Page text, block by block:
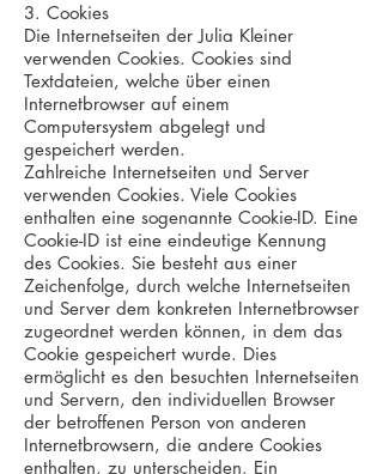
3. Cookies
Die Internetseiten der Julia Kleiner
verwenden Cookies. Cookies sind
Textdateien, welche über einen
Internetbrowser auf einem
Computersystem abgelegt und
gespeichert werden.
Zahlreiche Internetseiten und Server
verwenden Cookies. Viele Cookies
enthalten eine sogenannte Cookie-ID. Eine
Cookie-ID ist eine eindeutige Kennung
des Cookies. Sie besteht aus einer
Zeichenfolge, durch welche Internetseiten
und Server dem konkreten Internetbrowser
zugeordnet werden können, in dem das
Cookie gespeichert wurde. Dies
ermöglicht es den besuchten Internetseiten
und Servern, den individuellen Browser
der betroffenen Person von anderen
Internetbrowsern, die andere Cookies
enthalten, zu unterscheiden. Ein